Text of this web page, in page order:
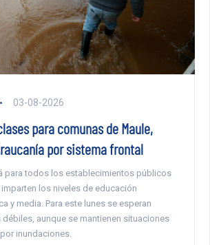
03-08-2026
para comunas de Maule,
por sistema frontal
para todos los establecimientos públicos
los niveles de educación
y media. Para este lunes se esperan
aunque se mantienen situaciones
inundaciones.